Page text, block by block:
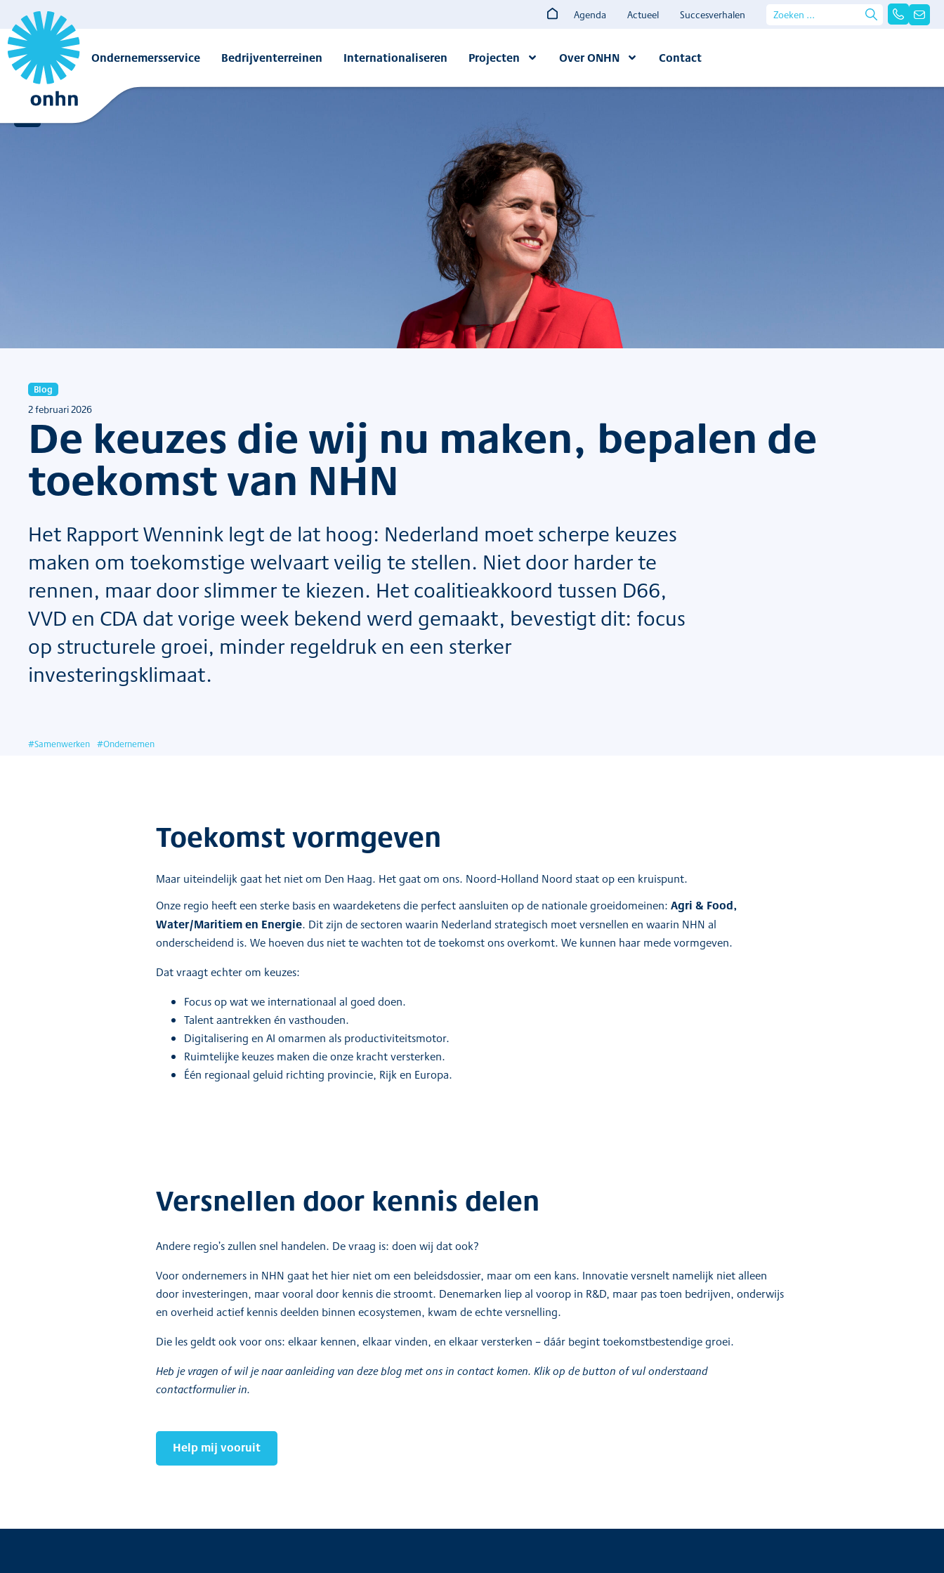
Agenda Actueel Succesverhalen
Ondernemersservice Bedrijventerreinen Internationaliseren Projecten Over ONHN Contact
Overzicht
Blog
2 februari 2026
De keuzes die wij nu maken, bepalen de
toekomst van NHN
Het Rapport Wennink legt de lat hoog: Nederland moet scherpe keuzes
maken om toekomstige welvaart veilig te stellen. Niet door harder te
rennen, maar door slimmer te kiezen. Het coalitieakkoord tussen D66,
VVD en CDA dat vorige week bekend werd gemaakt, bevestigt dit: focus
op structurele groei, minder regeldruk en een sterker
investeringsklimaat.
#Samenwerken #Ondernemen
Toekomst vormgeven
Maar uiteindelijk gaat het niet om Den Haag. Het gaat om ons. Noord-Holland Noord staat op een kruispunt.
Onze regio heeft een sterke basis en waardeketens die perfect aansluiten op de nationale groeidomeinen: Agri & Food,
Water/Maritiem en Energie. Dit zijn de sectoren waarin Nederland strategisch moet versnellen en waarin NHN al
onderscheidend is. We hoeven dus niet te wachten tot de toekomst ons overkomt. We kunnen haar mede vormgeven.
Dat vraagt echter om keuzes:
Focus op wat we internationaal al goed doen.
Talent aantrekken én vasthouden.
Digitalisering en AI omarmen als productiviteitsmotor.
Ruimtelijke keuzes maken die onze kracht versterken.
Één regionaal geluid richting provincie, Rijk en Europa.
Versnellen door kennis delen
Andere regio’s zullen snel handelen. De vraag is: doen wij dat ook?
Voor ondernemers in NHN gaat het hier niet om een beleidsdossier, maar om een kans. Innovatie versnelt namelijk niet alleen
door investeringen, maar vooral door kennis die stroomt. Denemarken liep al voorop in R&D, maar pas toen bedrijven, onderwijs
en overheid actief kennis deelden binnen ecosystemen, kwam de echte versnelling.
Die les geldt ook voor ons: elkaar kennen, elkaar vinden, en elkaar versterken – dáár begint toekomstbestendige groei.
Heb je vragen of wil je naar aanleiding van deze blog met ons in contact komen. Klik op de button of vul onderstaand
contactformulier in.
Help mij vooruit